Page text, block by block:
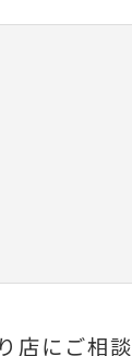
店にご相談